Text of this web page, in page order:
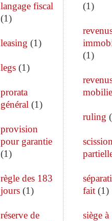
langage fiscal
(1)
leasing (1)
legs(1)
prorata
général (1)
provision
pour garantie
(1)
règle des 183
jours(1)
réserve de
(1)
(1)
ruling (
fait(1)
siège à